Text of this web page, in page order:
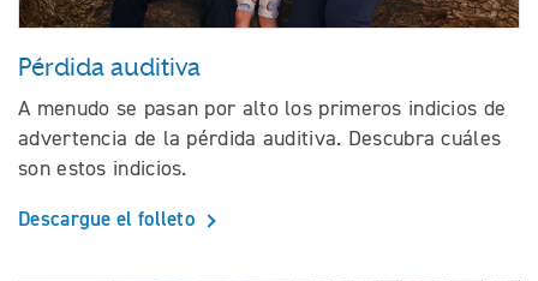
Pérdida auditiva
A menudo se pasan por alto los primeros indicios de
advertencia de la pérdida auditiva. Descubra cuáles
son estos indicios.
Descargue el folleto